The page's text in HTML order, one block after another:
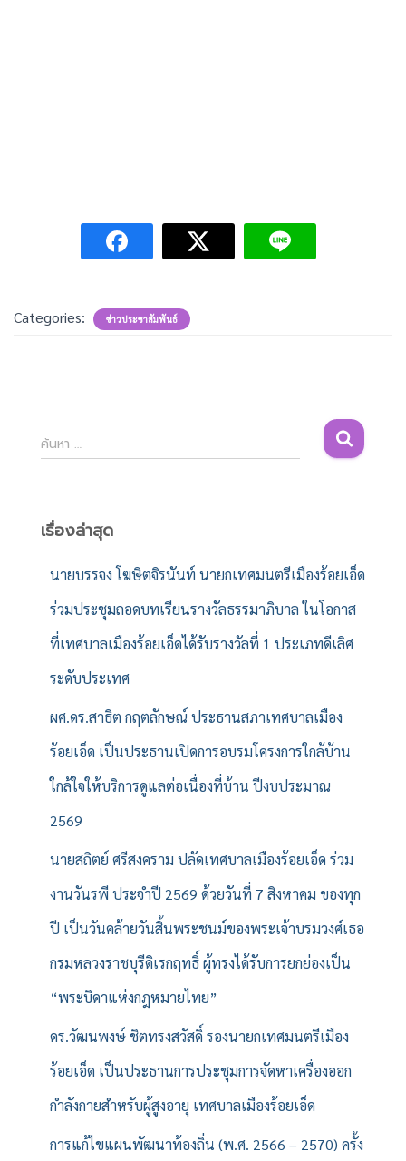
Categories: ข่าวประชาสัมพันธ์
ค้
น
สำ
ค้นหา …
เรื่องล่าสุด
นายบรรจง โฆษิตจิรนันท์ นายกเทศมนตรีเมืองร้อยเอ็ด
ร่วมประชุมถอดบทเรียนรางวัลธรรมาภิบาล ในโอกาส
ที่เทศบาลเมืองร้อยเอ็ดได้รับรางวัลที่ 1 ประเภทดีเลิศ
ระดับประเทศ
ผศ.ดร.สาธิต กฤตลักษณ์ ประธานสภาเทศบาลเมือง
ร้อยเอ็ด เป็นประธานเปิดการอบรมโครงการใกล้บ้าน
ใกล้ใจให้บริการดูแลต่อเนื่องที่บ้าน ปีงบประมาณ
2569
นายสถิตย์ ศรีสงคราม ปลัดเทศบาลเมืองร้อยเอ็ด ร่วม
งานวันรพี ประจำปี 2569 ด้วยวันที่ 7 สิงหาคม ของทุก
ปี เป็นวันคล้ายวันสิ้นพระชนม์ของพระเจ้าบรมวงศ์เธอ
กรมหลวงราชบุรีดิเรกฤทธิ์ ผู้ทรงได้รับการยกย่องเป็น
“พระบิดาแห่งกฎหมายไทย”
ดร.วัฒนพงษ์ ชิตทรงสวัสดิ์ รองนายกเทศมนตรีเมือง
ร้อยเอ็ด เป็นประธานการประชุมการจัดหาเครื่องออก
กำลังกายสำหรับผู้สูงอายุ เทศบาลเมืองร้อยเอ็ด
การแก้ไขแผนพัฒนาท้องถิ่น (พ.ศ. 2566 – 2570) ครั้ง